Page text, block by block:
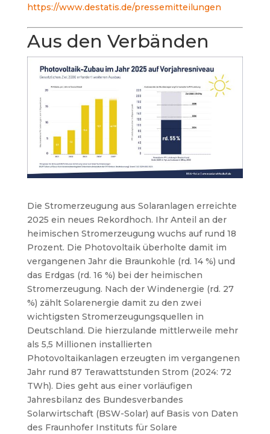
https://www.destatis.de/pressemitteilungen
Aus den Verbänden
Die Stromerzeugung aus Solaranlagen erreichte
2025 ein neues Rekordhoch. Ihr Anteil an der
heimischen Stromerzeugung wuchs auf rund 18
Prozent. Die Photovoltaik überholte damit im
vergangenen Jahr die Braunkohle (rd. 14 %) und
das Erdgas (rd. 16 %) bei der heimischen
Stromerzeugung. Nach der Windenergie (rd. 27
%) zählt Solarenergie damit zu den zwei
wichtigsten Stromerzeugungsquellen in
Deutschland. Die hierzulande mittlerweile mehr
als 5,5 Millionen installierten
Photovoltaikanlagen erzeugten im vergangenen
Jahr rund 87 Terawattstunden Strom (2024: 72
TWh). Dies geht aus einer vorläufigen
Jahresbilanz des Bundesverbandes
Solarwirtschaft (BSW-Solar) auf Basis von Daten
des Fraunhofer Instituts für Solare